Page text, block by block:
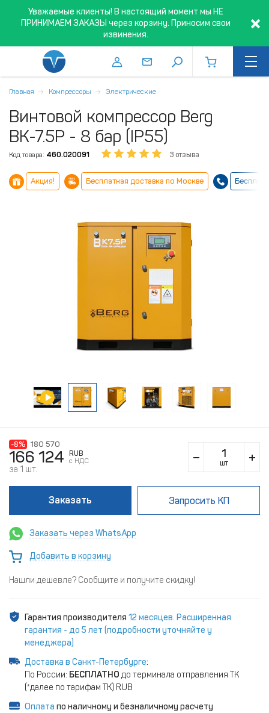
Уважаемые клиенты! В настоящий момент мы НЕ
ПРИНИМАЕМ ЗАКАЗЫ через корзину. Приносим свои
извинения.
Главная Компрессоры Электрические
Винтовой компрессор Berg
ВК-7.5Р - 8 бар (IP55)
Код товара: 460.020091 3 отзыва
Акция! Бесплатная доставка по Москве
-8% 180 570
166 124
RUB
c НДС
за 1 шт.
шт
Заказать Запросить КП
Заказать через WhatsApp
Добавить в корзину
Нашли дешевле? Сообщите и получите скидку!
Гарантия производителя 12 месяцев. Расширенная
гарантия - до 5 лет (подробности уточняйте у
менеджера)
Доставка в Санкт-Петербурге:
По России: БЕСПЛАТНО до терминала отправления ТК
(*далее по тарифам ТК) RUB
Оплата по наличному и безналичному расчету